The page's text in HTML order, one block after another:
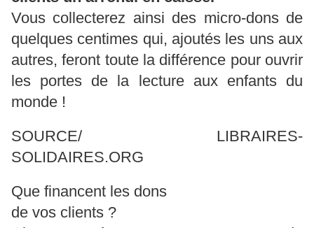
Vous collecterez ainsi des micro-dons de
quelques centimes qui, ajoutés les uns aux
autres, feront toute la différence pour ouvrir
les portes de la lecture aux enfants du
monde !
SOURCE/ LIBRAIRES-
SOLIDAIRES.ORG
Que financent les dons
de vos clients ?